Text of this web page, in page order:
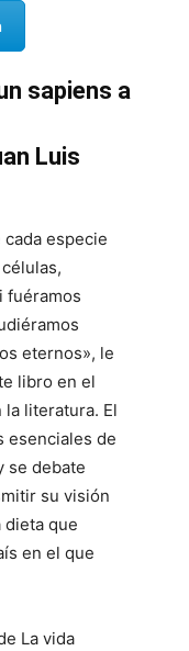
sapiens a
Luis
especie
fuéramos
eternos», le
libro en el
literatura. El
esenciales de
se debate
su visión
dieta que
en el que
La vida